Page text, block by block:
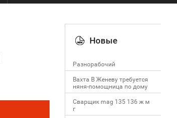
Новые
Разнорабочий
Вахта В Женеву требуется
няня-помощница по дому
Сварщик mag 135 136 ж м
г